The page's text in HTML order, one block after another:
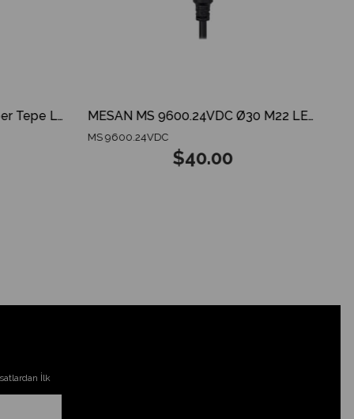
MESAN MS 825.12-24V Amber Tepe Lambası ECE R65 ECE R10 3 MODES SPARKING DOME MESAN MS 9600.24VDC Ø30 M22 LED Indikatör GX12 Konnektör RGY Siyah Gövde
MS 9600.24VDC
$40.00
İlk